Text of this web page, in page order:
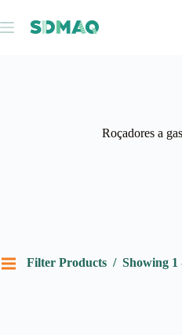
para
o
Roçadores a
Filter Products Showing 1